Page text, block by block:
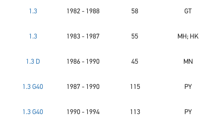
1.3 1982 - 1988 58 GT
1.3 1983 - 1987 55 MH; HK
1.3 D 1986 - 1990 45 MN
1.3 G40 1987 - 1990 115 PY
1.3 G40 1990 - 1994 113 PY